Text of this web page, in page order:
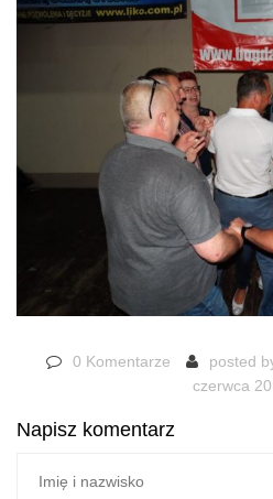
0 Komentarze posted
czerwca
Napisz komentarz